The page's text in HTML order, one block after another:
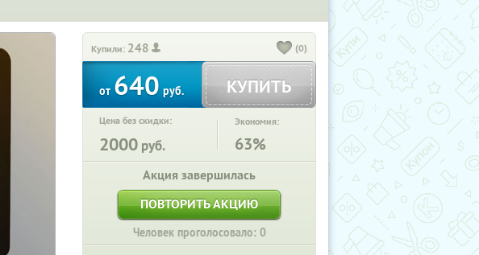
Купили: 248 (0)
от640руб. КУПИТЬ
Цена без скидки:
2000 руб.
Экономия:
63%
Акция завершилась
ПОВТОРИТЬ АКЦИЮ
Человек проголосовало: 0